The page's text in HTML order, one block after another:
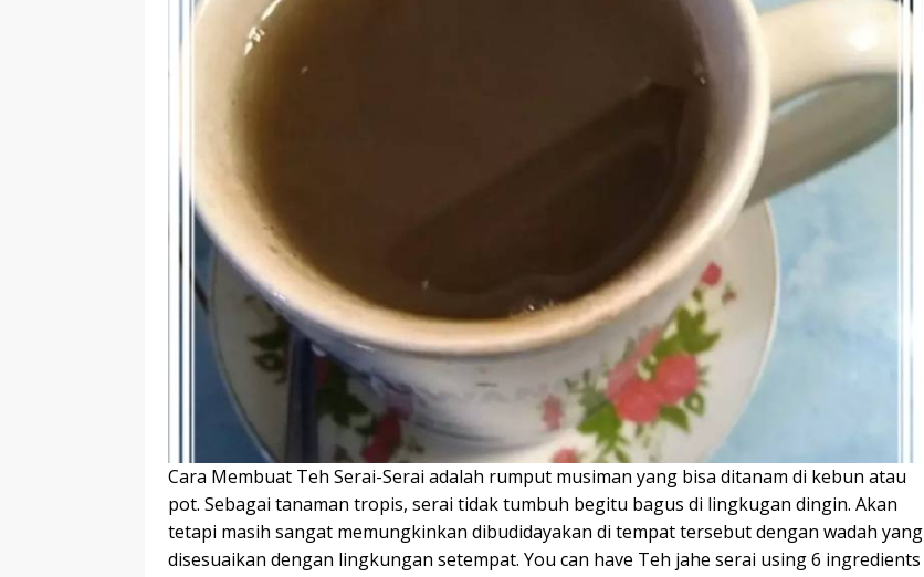
Cara Membuat Teh Serai-Serai adalah rumput musiman yang bisa ditanam di kebun atau
pot. Sebagai tanaman tropis, serai tidak tumbuh begitu bagus di lingkugan dingin. Akan
tetapi masih sangat memungkinkan dibudidayakan di tempat tersebut dengan wadah yang
disesuaikan dengan lingkungan setempat. You can have Teh jahe serai using 6 ingredients